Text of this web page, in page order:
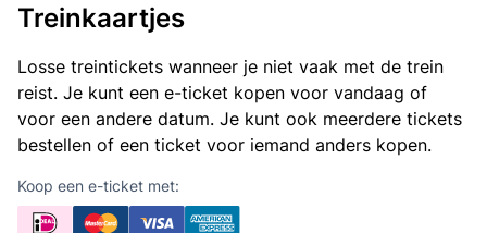
Treinkaartjes
Losse treintickets wanneer je niet vaak met de trein
reist. Je kunt een e-ticket kopen voor vandaag of
voor een andere datum. Je kunt ook meerdere tickets
bestellen of een ticket voor iemand anders kopen.
Koop een e-ticket met: